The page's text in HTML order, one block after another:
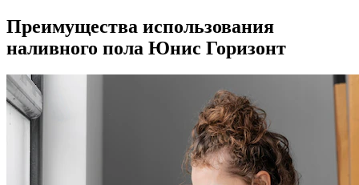
Преимущества использования
наливного пола Юнис Горизонт